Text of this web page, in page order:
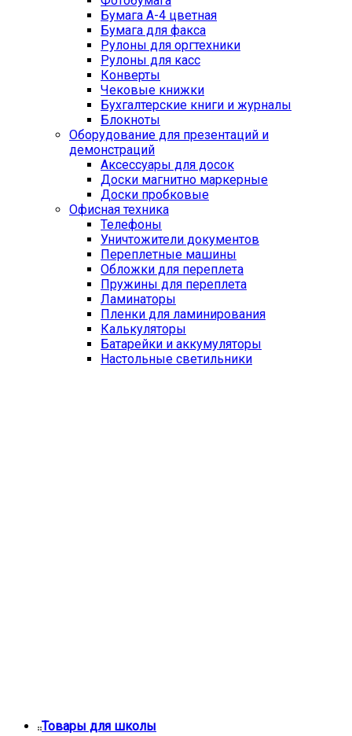
Бумага А-4 цветная
Бумага для факса
Рулоны для оргтехники
Рулоны для касс
Конверты
Чековые книжки
Бухгалтерские книги и журналы
Блокноты
Оборудование для презентаций и
демонстраций
Аксессуары для досок
Доски магнитно маркерные
Доски пробковые
Офисная техника
Телефоны
Уничтожители документов
Переплетные машины
Обложки для переплета
Пружины для переплета
Ламинаторы
Пленки для ламинирования
Калькуляторы
Батарейки и аккумуляторы
Настольные светильники
Товары для школы